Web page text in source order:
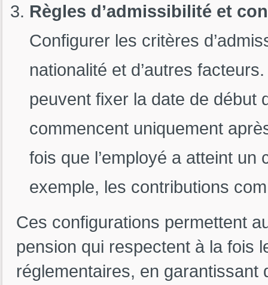
Règles d’admissibilité et
Configurer les critères
nationalité et d’autres
peuvent fixer la date de début
commencent uniquement
fois que l’employé a atteint un
exemple, les contributions
Ces configurations permettent
pension qui respectent à la fois
réglementaires, en